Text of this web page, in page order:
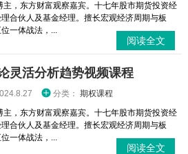
，东方财富观察嘉宾。十七年股市期货投资经
合伙人及基金经理。擅长宏观经济周期与板
一体战法，...
阅读全文
灵活分析趋势视频课程
分类： 期权课程
，东方财富观察嘉宾。十七年股市期货投资经
合伙人及基金经理。擅长宏观经济周期与板
一体战法，...
阅读全文